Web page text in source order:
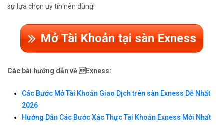
sự lựa chọn uy tín nên dùng!
Mở Tài Khoản tại sàn Exness
Các bài hướng dẫn về Exness:
Các Bước Mở Tài Khoản Giao Dịch trên sàn Exness Dễ Nhất
2026
Hướng Dẫn Các Bước Xác Thực Tài Khoản Exness Mới Nhất